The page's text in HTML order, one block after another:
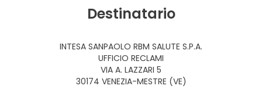
Destinatario
INTESA SANPAOLO RBM SALUTE S.P.A.
UFFICIO RECLAMI
VIA A. LAZZARI 5
30174 VENEZIA-MESTRE (VE)